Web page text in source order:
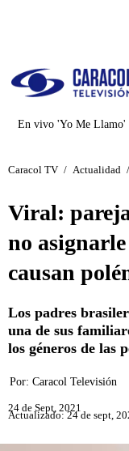
En vivo 'Yo Me Llamo'
Caracol TV / Actualidad /
Viral:
no
causan
Los padres
una de sus
los géneros de las
Por: Caracol Televisión
24 de Sept, 2021
Actualizado: 24 de sept,